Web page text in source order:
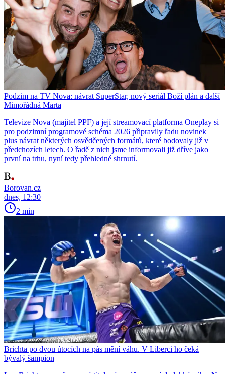
Podzim na TV Nova: návrat SuperStar, nový seriál Boží plán a další
Mimořádná Marta
Televize Nova (majitel PPF) a její streamovací platforma Oneplay si
pro podzimní programové schéma 2026 připravily řadu novinek
plus návrat některých osvědčených formátů, které bodovaly již v
předchozích letech. O řadě z nich jsme informovali již dříve jako
první na trhu, nyní tedy přehledné shrnutí.
Borovan.cz
dnes, 12:30
2 min
Brichta po dvou útocích na pás mění váhu. V Liberci ho čeká
bývalý šampion